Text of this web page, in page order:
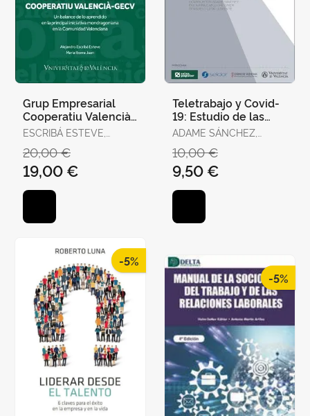
Grup Empresarial
Cooperatiu Valencià-
Gecv
ESCRIBÁ ESTEVE,
JUAN, MARÍA
20,00 €
19,00 €
Teletrabajo y Covid-
19: Estudio de las
Variables que
Teletrabajador y
ADAME SÁNCHEZ,
CAPLLIURE GINER, EVA
Mª / LEÓN LLORENTE,
CONSUELO
10,00 €
9,50 €
-5%
-5%